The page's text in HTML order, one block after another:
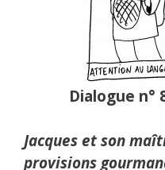
Dialogue n°
Jacques et son
provisions